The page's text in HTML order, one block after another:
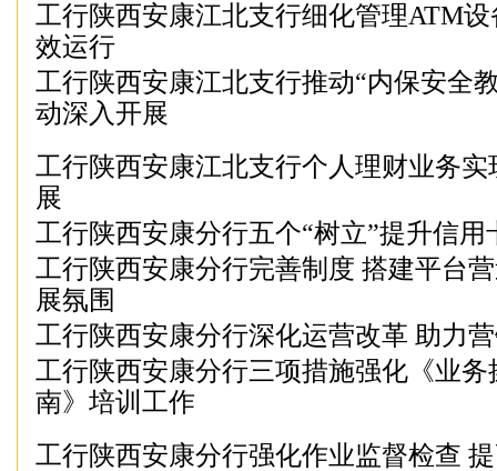
工行陕西安康江北支行细化管理ATM
效运行
工行陕西安康江北支行推动“内保安全
动深入开展
工行陕西安康江北支行个人理财业务实
展
工行陕西安康分行五个“树立”提升信用
工行陕西安康分行完善制度 搭建平台
展氛围
工行陕西安康分行深化运营改革 助力
工行陕西安康分行三项措施强化《业务
南》培训工作
工行陕西安康分行强化作业监督检查